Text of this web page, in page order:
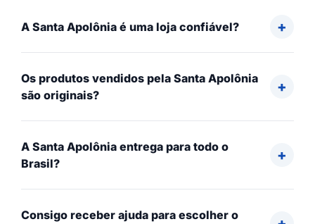
A Santa Apolônia é uma loja confiável?
Os produtos vendidos pela Santa Apolônia
são originais?
A Santa Apolônia entrega para todo o
Brasil?
Consigo receber ajuda para escolher o